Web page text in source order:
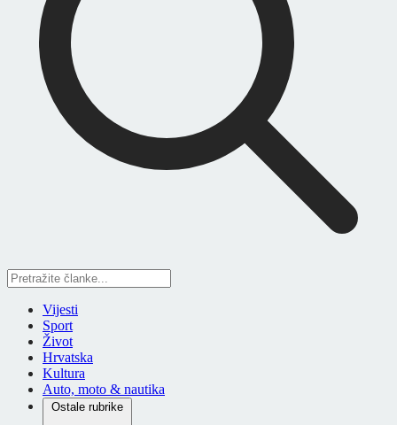
Vijesti
Sport
Život
Hrvatska
Kultura
Auto, moto & nautika
Ostale rubrike